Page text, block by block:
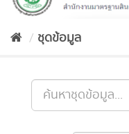
ชุดข้อมูล